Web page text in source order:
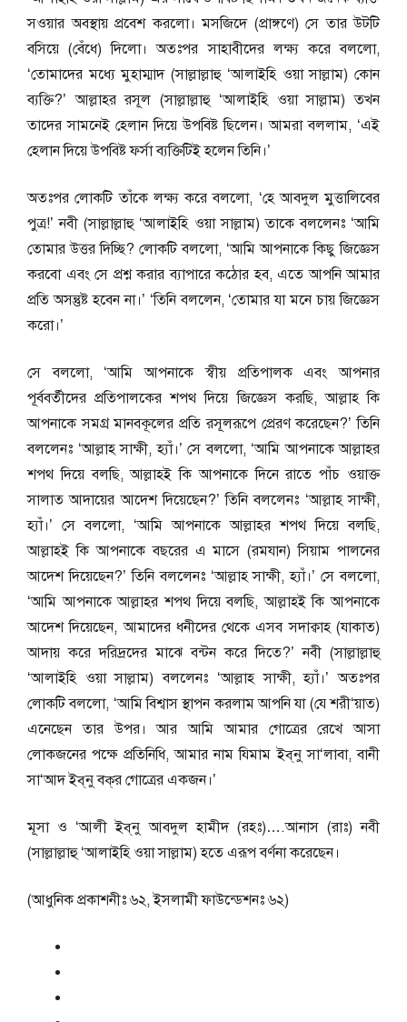
সওয়ার অবস্থায় প্রবেশ করলো। মসজিদে (প্রাঙ্গণে) সে তার উটটি
বসিয়ে (বেঁধে) দিলো। অতঃপর সাহাবীদের লক্ষ্য করে বললো,
‘তোমাদের মধ্যে মুহাম্মাদ (সাল্লাল্লাহু ‘আলাইহি ওয়া সাল্লাম) কোন
ব্যক্তি?’ আল্লাহর রসূল (সাল্লাল্লাহু ‘আলাইহি ওয়া সাল্লাম) তখন
তাদের সামনেই হেলান দিয়ে উপবিষ্ট ছিলেন। আমরা বললাম, ‘এই
হেলান দিয়ে উপবিষ্ট ফর্সা ব্যক্তিটিই হলেন তিনি।’
অতঃপর লোকটি তাঁকে লক্ষ্য করে বললো, ‘হে আবদুল মুত্তালিবের
পুত্র!’ নবী (সাল্লাল্লাহু ‘আলাইহি ওয়া সাল্লাম) তাকে বললেনঃ ‘আমি
তোমার উত্তর দিচ্ছি? লোকটি বললো, ‘আমি আপনাকে কিছু জিজ্ঞেস
করবো এবং সে প্রশ্ন করার ব্যাপারে কঠোর হব, এতে আপনি আমার
প্রতি অসন্তুষ্ট হবেন না।’ ‘তিনি বললেন, ‘তোমার যা মনে চায় জিজ্ঞেস
করো।’
সে বললো, ‘আমি আপনাকে স্বীয় প্রতিপালক এবং আপনার
পূর্ববর্তীদের প্রতিপালকের শপথ দিয়ে জিজ্ঞেস করছি, আল্লাহ কি
আপনাকে সমগ্র মানবকূলের প্রতি রসূলরূপে প্রেরণ করেছেন?’ তিনি
বললেনঃ ‘আল্লাহ সাক্ষী, হ্যাঁ।’ সে বললো, ‘আমি আপনাকে আল্লাহর
শপথ দিয়ে বলছি, আল্লাহই কি আপনাকে দিনে রাতে পাঁচ ওয়াক্ত
সালাত আদায়ের আদেশ দিয়েছেন?’ তিনি বললেনঃ ‘আল্লাহ সাক্ষী,
হ্যাঁ।’ সে বললো, ‘আমি আপনাকে আল্লাহর শপথ দিয়ে বলছি,
আল্লাহই কি আপনাকে বছরের এ মাসে (রমযান) সিয়াম পালনের
আদেশ দিয়েছেন?’ তিনি বললেনঃ ‘আল্লাহ সাক্ষী, হ্যাঁ।’ সে বললো,
‘আমি আপনাকে আল্লাহর শপথ দিয়ে বলছি, আল্লাহই কি আপনাকে
আদেশ দিয়েছেন, আমাদের ধনীদের থেকে এসব সদাক্বাহ (যাকাত)
আদায় করে দরিদ্রদের মাঝে বন্টন করে দিতে?’ নবী (সাল্লাল্লাহু
‘আলাইহি ওয়া সাল্লাম) বললেনঃ ‘আল্লাহ সাক্ষী, হ্যাঁ।’ অতঃপর
লোকটি বললো, ‘আমি বিশ্বাস স্থাপন করলাম আপনি যা (যে শরী‘য়াত)
এনেছেন তার উপর। আর আমি আমার গোত্রের রেখে আসা
লোকজনের পক্ষে প্রতিনিধি, আমার নাম যিমাম ইব্‌নু সা‘লাবা, বানী
সা‘আদ ইব্‌নু বক্‌র গোত্রের একজন।’
মূসা ও ‘আলী ইব্‌নু আবদুল হামীদ (রহঃ)….আনাস (রাঃ) নবী
(সাল্লাল্লাহু ‘আলাইহি ওয়া সাল্লাম) হতে এরূপ বর্ণনা করেছেন।
(আধুনিক প্রকাশনীঃ ৬২, ইসলামী ফাউন্ডেশনঃ ৬২)